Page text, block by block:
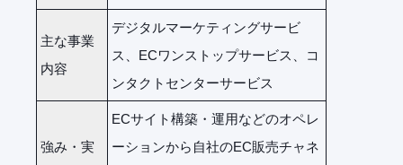
主な事業
内容
デジタルマーケティングサービ
ス、ECワンストップサービス、コ
ンタクトセンターサービス
強み・実
ECサイト構築・運用などのオペレ
ーションから自社のEC販売チャネ